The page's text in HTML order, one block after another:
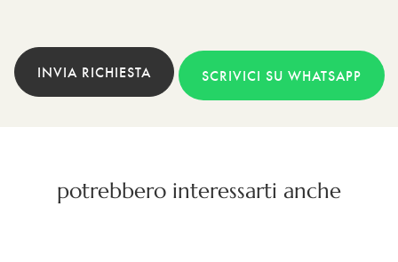
INVIA RICHIESTA SCRIVICI SU WHATSAPP
potrebbero interessarti anche